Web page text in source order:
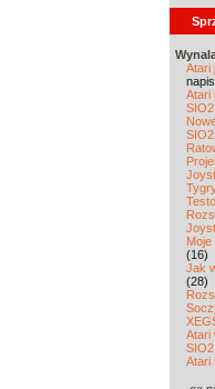
Atari
Atari
(16)
Jak
(28)
Atari
Atari